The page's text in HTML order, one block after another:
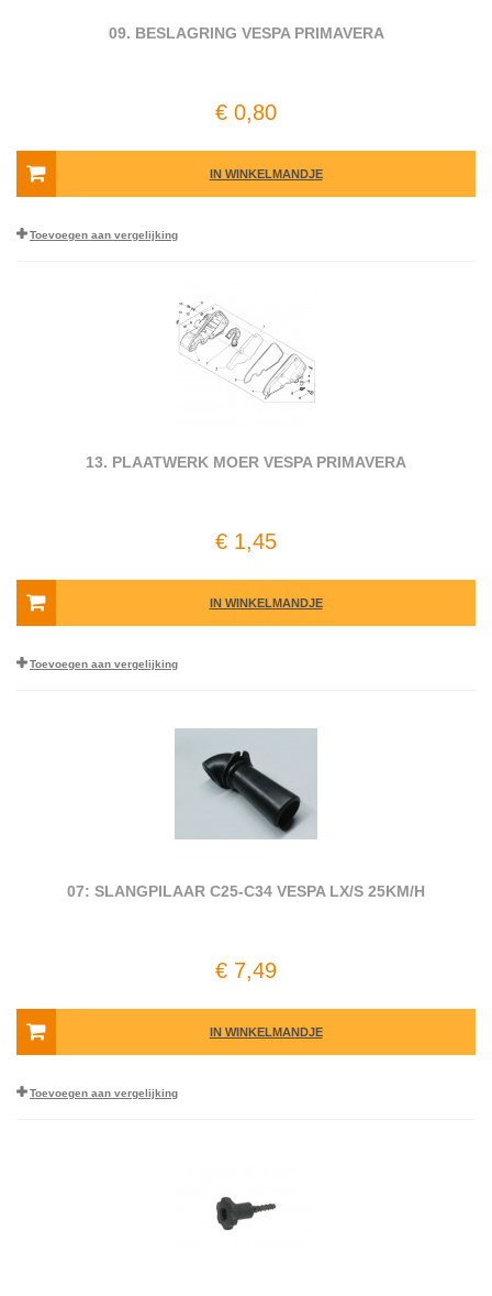
09. BESLAGRING VESPA PRIMAVERA
€ 0,80
IN WINKELMANDJE
Toevoegen aan vergelijking
13. PLAATWERK MOER VESPA PRIMAVERA
€ 1,45
IN WINKELMANDJE
Toevoegen aan vergelijking
07: SLANGPILAAR C25-C34 VESPA LX/S 25KM/H
€ 7,49
IN WINKELMANDJE
Toevoegen aan vergelijking